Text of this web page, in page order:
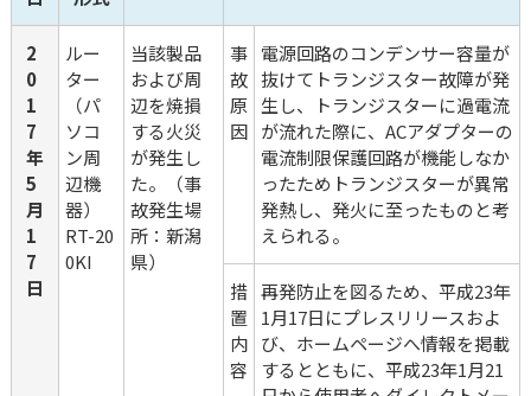
2
0
1
7
年
5
月
1
7
日
ルー
ター
（パ
ソコ
ン周
辺機
器）
RT-20
0KI
当該製品
および周
辺を焼損
する火災
が発生し
た。（事
故発生場
所：新潟
県）
事
故
原
因
電源回路のコンデンサー容量が
抜けてトランジスター故障が発
生し、トランジスターに過電流
が流れた際に、ACアダプターの
電流制限保護回路が機能しなか
ったためトランジスターが異常
発熱し、発火に至ったものと考
えられる。
措
置
内
容
再発防止を図るため、平成23年
1月17日にプレスリリースおよ
び、ホームページへ情報を掲載
するとともに、平成23年1月21